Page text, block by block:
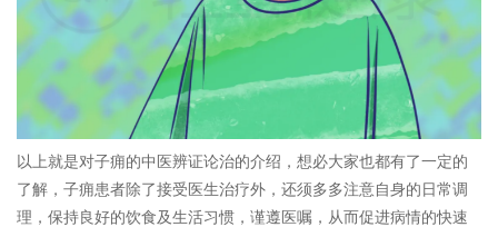
以上就是对子痈的中医辨证论治的介绍，想必大家也都有了一定的
了解，子痈患者除了接受医生治疗外，还须多多注意自身的日常调
理，保持良好的饮食及生活习惯，谨遵医嘱，从而促进病情的快速